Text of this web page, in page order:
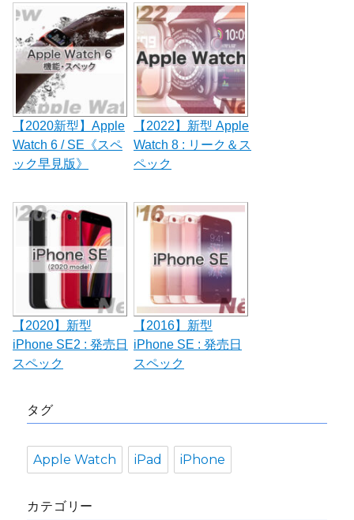
【2020新型】Apple
Watch 6 / SE《スペ
ック早見版》
【2022】新型 Apple
Watch 8 : リーク＆ス
ペック
【2020】新型
iPhone SE2 : 発売日
スペック
【2016】新型
iPhone SE : 発売日
スペック
タグ
Apple Watch iPad iPhone
カテゴリー